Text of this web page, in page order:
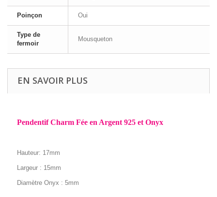
Poinçon Oui
Type de
fermoir
Mousqueton
EN SAVOIR PLUS
Pendentif Charm Fée en Argent 925 et Onyx
Hauteur: 17mm
Largeur : 15mm
Diamètre Onyx : 5mm